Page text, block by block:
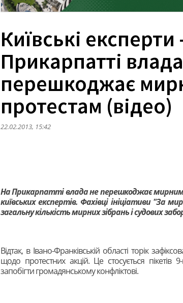
Київські експерти
Прикарпатті
перешкоджає
протестам (відео)
22.02.2013, 15:42
На Прикарпатті влада не перешкоджає
київських експертів. Фахівці ініціативи "За
загальну кількість мирних зібрань і судових
Відтак, в Івано-Франківській області торік
щодо протестних акцій. Це стосується пікетів
запобігти громадянському конфліктові.